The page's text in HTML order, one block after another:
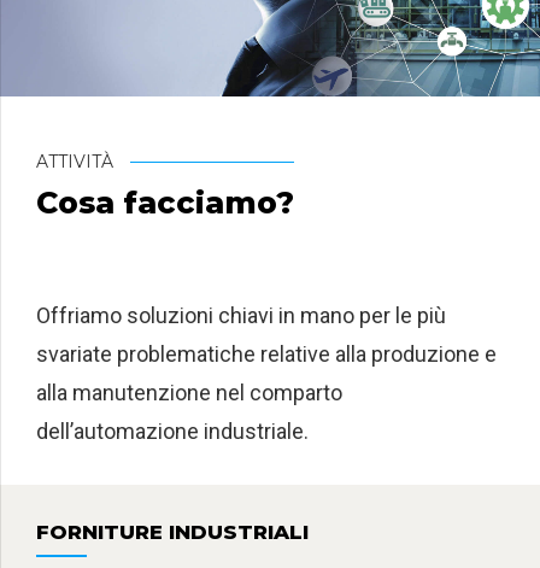
ATTIVITÀ
Cosa facciamo?
Offriamo soluzioni chiavi in mano per le più
svariate problematiche relative alla produzione e
alla manutenzione nel comparto
dell’automazione industriale.
FORNITURE INDUSTRIALI